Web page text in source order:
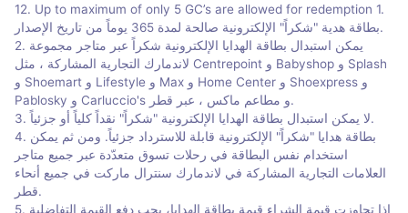
12. Up to maximum of only 5 GC’s are allowed for redemption 1.
بطاقة هدية "شكراً" الإلكترونية صالحة لمدة 365 يوماً من تاريخ الإصدار.
2. يمكن استبدال بطاقة الهدايا الإلكترونية شكراً عبر متاجر مجموعة
لاندمارك التجارية المشاركة ، مثل Centrepoint و Babyshop و Splash
و Shoemart و Lifestyle و Max و Home Center و Shoexpress و
Pablosky و Carluccio's و مطاعم ماكس ، عبر قطر.
3. لا يمكن استبدال بطاقة الهدايا الإلكترونية "شكراً" نقداً كلياً أو جزئياً.
4. بطاقة هدايا "شكراً" الإلكترونية قابلة للاسترداد جزئياً. ومن ثم يمكن
استخدام نفس البطاقة في رحلات تسوق متعدّدة عبر جميع متاجر
العلامات التجارية المشاركة في لاندمارك سنترال ماركت في جميع أنحاء
قطر.
5. إذا تجاوزت قيمة الشراء قيمة بطاقة الهدايا، يجب دفع القيمة التفاضلية